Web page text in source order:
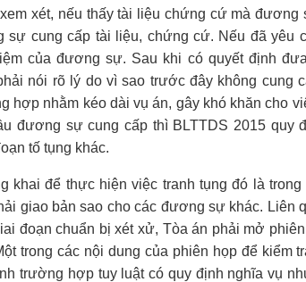
xét, nếu thấy tài liệu chứng cứ mà đương
sự cung cấp tài liệu, chứng cứ. Nếu đã yêu
của đương sự. Sau khi có quyết định
nói rõ lý do vì sao trước đây không cung
hợp nhằm kéo dài vụ án, gây khó khăn cho
đương sự cung cấp thì BLTTDS 2015 quy
đoạn tố tụng khác.
khai để thực hiện việc tranh tụng đó là
giao bản sao cho các đương sự khác. Liên
đoạn chuẩn bị xét xử, Tòa án phải mở
trong các nội dung của phiên họp để kiểm
trường hợp tuy luật có quy định nghĩa vụ